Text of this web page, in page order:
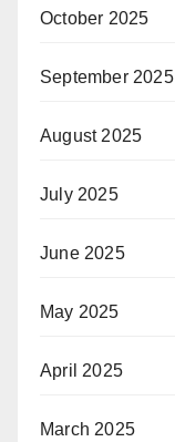
October 2025
September 2025
August 2025
July 2025
June 2025
May 2025
April 2025
March 2025